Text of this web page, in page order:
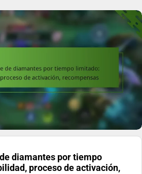
diamantes por tiempo
proceso de activación,